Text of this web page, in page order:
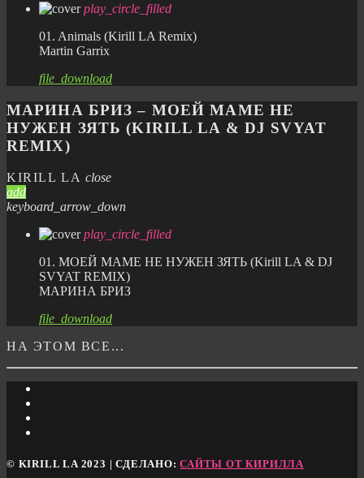
play_circle_filled
01. Animals (Kirill LA Remix)
Martin Garrix
file_download
МАРИНА БРИЗ – МОЕЙ МАМЕ НЕ
НУЖЕН ЗЯТЬ (KIRILL LA & DJ SVYAT
REMIX)
KIRILL LA close
add
keyboard_arrow_down
play_circle_filled
01. МОЕЙ МАМЕ НЕ НУЖЕН ЗЯТЬ (Kirill LA & DJ
SVYAT REMIX)
МАРИНА БРИЗ
file_download
НА ЭТОМ ВСЕ...
© KIRILL LA 2023 | СДЕЛАНО:САЙТЫ ОТ КИРИЛЛА